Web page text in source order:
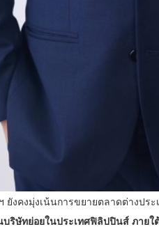
งคงมุ่งเน้นการขยายตลาดต่างปร
ริษัทย่อยในประเทศฟิลิปปินส์ ภายใ